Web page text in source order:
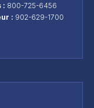
: 800-725-6456
: 902-629-1700